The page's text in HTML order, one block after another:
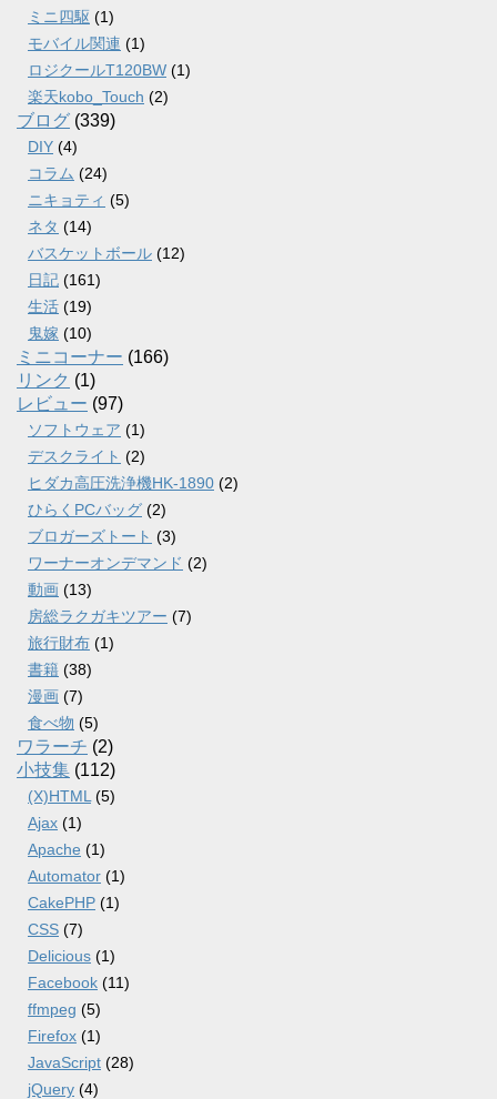
ミニ四駆 (1)
モバイル関連 (1)
ロジクールT120BW (1)
楽天kobo_Touch (2)
ブログ (339)
DIY (4)
コラム (24)
ニキョティ (5)
ネタ (14)
バスケットボール (12)
日記 (161)
生活 (19)
鬼嫁 (10)
ミニコーナー (166)
リンク (1)
レビュー (97)
ソフトウェア (1)
デスクライト (2)
ヒダカ高圧洗浄機HK-1890 (2)
ひらくPCバッグ (2)
ブロガーズトート (3)
ワーナーオンデマンド (2)
動画 (13)
房総ラクガキツアー (7)
旅行財布 (1)
書籍 (38)
漫画 (7)
食べ物 (5)
ワラーチ (2)
小技集 (112)
(X)HTML (5)
Ajax (1)
Apache (1)
Automator (1)
CakePHP (1)
CSS (7)
Delicious (1)
Facebook (11)
ffmpeg (5)
Firefox (1)
JavaScript (28)
jQuery (4)